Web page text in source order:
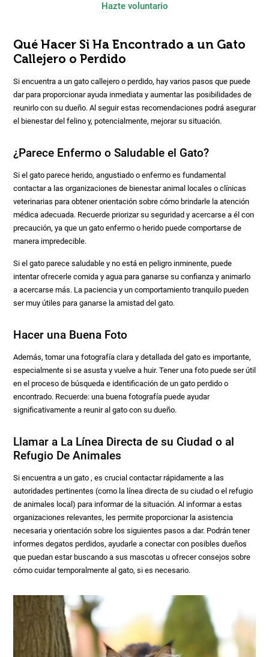
Hazte voluntario
Qué Hacer Si Ha Encontrado a un Gato
Callejero o Perdido
Si encuentra a un gato callejero o perdido, hay varios pasos que puede
dar para proporcionar ayuda inmediata y aumentar las posibilidades de
reunirlo con su dueño. Al seguir estas recomendaciones podrá asegurar
el bienestar del felino y, potencialmente, mejorar su situación.
¿Parece Enfermo o Saludable el Gato?
Si el gato parece herido, angustiado o enfermo es fundamental
contactar a las organizaciones de bienestar animal locales o clínicas
veterinarias para obtener orientación sobre cómo brindarle la atención
médica adecuada. Recuerde priorizar su seguridad y acercarse a él con
precaución, ya que un gato enfermo o herido puede comportarse de
manera impredecible.
Si el gato parece saludable y no está en peligro inminente, puede
intentar ofrecerle comida y agua para ganarse su confianza y animarlo
a acercarse más. La paciencia y un comportamiento tranquilo pueden
ser muy útiles para ganarse la amistad del gato.
Hacer una Buena Foto
Además, tomar una fotografía clara y detallada del gato es importante,
especialmente si se asusta y vuelve a huir. Tener una foto puede ser útil
en el proceso de búsqueda e identificación de un gato perdido o
encontrado. Recuerde: una buena fotografía puede ayudar
significativamente a reunir al gato con su dueño.
Llamar a La Línea Directa de su Ciudad o al
Refugio De Animales
Si encuentra a un gato , es crucial contactar rápidamente a las
autoridades pertinentes (como la línea directa de su ciudad o el refugio
de animales local) para informar de la situación. Al informar a estas
organizaciones relevantes, les permite proporcionar la asistencia
necesaria y orientación sobre los siguientes pasos a dar. Podrán tener
informes degatos perdidos, ayudarle a conectar con posibles dueños
que puedan estar buscando a sus mascotas u ofrecer consejos sobre
cómo cuidar temporalmente al gato, si es necesario.